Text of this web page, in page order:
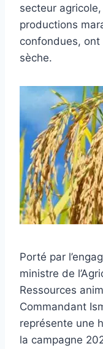
secteur
productions
confondues,
sèche.
Porté par
ministre de
Ressources
Commandant
représente une
la campagne